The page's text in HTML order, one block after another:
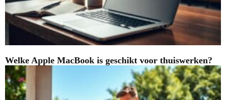
Welke Apple MacBook is geschikt voor thuiswerken?